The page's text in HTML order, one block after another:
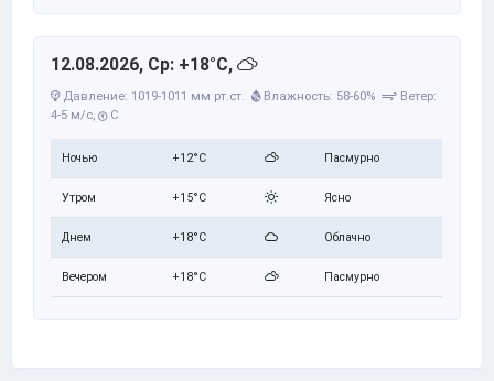
12.08.2026, Ср: +18°C,
Давление: 1019-1011 мм рт.ст. Влажность: 58-60%
Ветер:
4-5 м/с, С
Ночью +12°C Пасмурно
Утром +15°C Ясно
Днем +18°C Облачно
Вечером +18°C Пасмурно